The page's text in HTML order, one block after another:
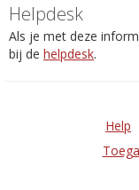
Helpdesk
Als je met deze
bij de helpdesk.
Help